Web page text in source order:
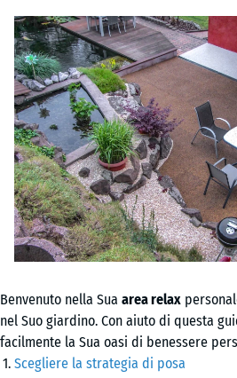
Benvenuto nella Sua area relax
nel Suo giardino. Con aiuto di questa
facilmente la Sua oasi di benessere
Scegliere la strategia di posa